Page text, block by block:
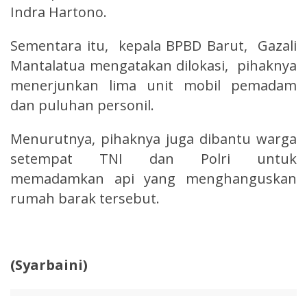
Indra Hartono.
Sementara itu, kepala BPBD Barut, Gazali
Mantalatua mengatakan dilokasi, pihaknya
menerjunkan lima unit mobil pemadam
dan puluhan personil.
Menurutnya, pihaknya juga dibantu warga
setempat TNI dan Polri untuk
memadamkan api yang menghanguskan
rumah barak tersebut.
(Syarbaini)